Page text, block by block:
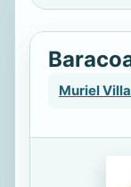
Muriel